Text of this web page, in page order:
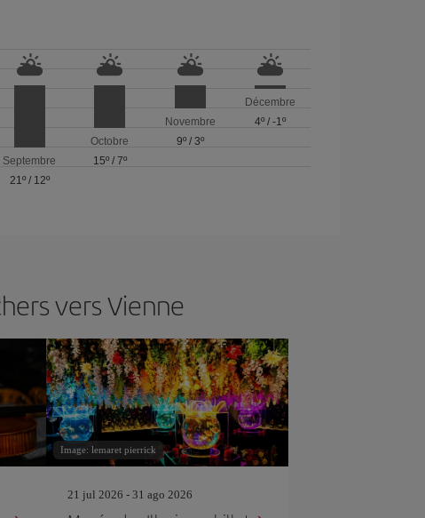
Septembre
21º/ 12º
Octobre
15º/ 7º
Novembre
9º/ 3º
Décembre
4º /-1º
vers Vienne
Image: lemaret pierrick
21 jul 2026 - 31 ago 2026